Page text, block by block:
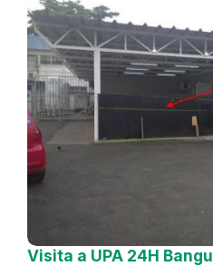
Visita a UPA 24H Bangu